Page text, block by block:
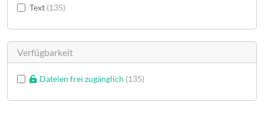
Text 135
Verfügbarkeit
Dateien frei zugänglich 135